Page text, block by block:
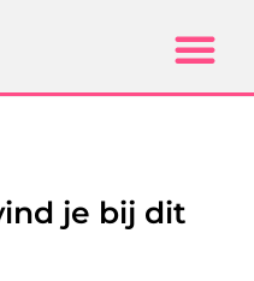
je bij dit